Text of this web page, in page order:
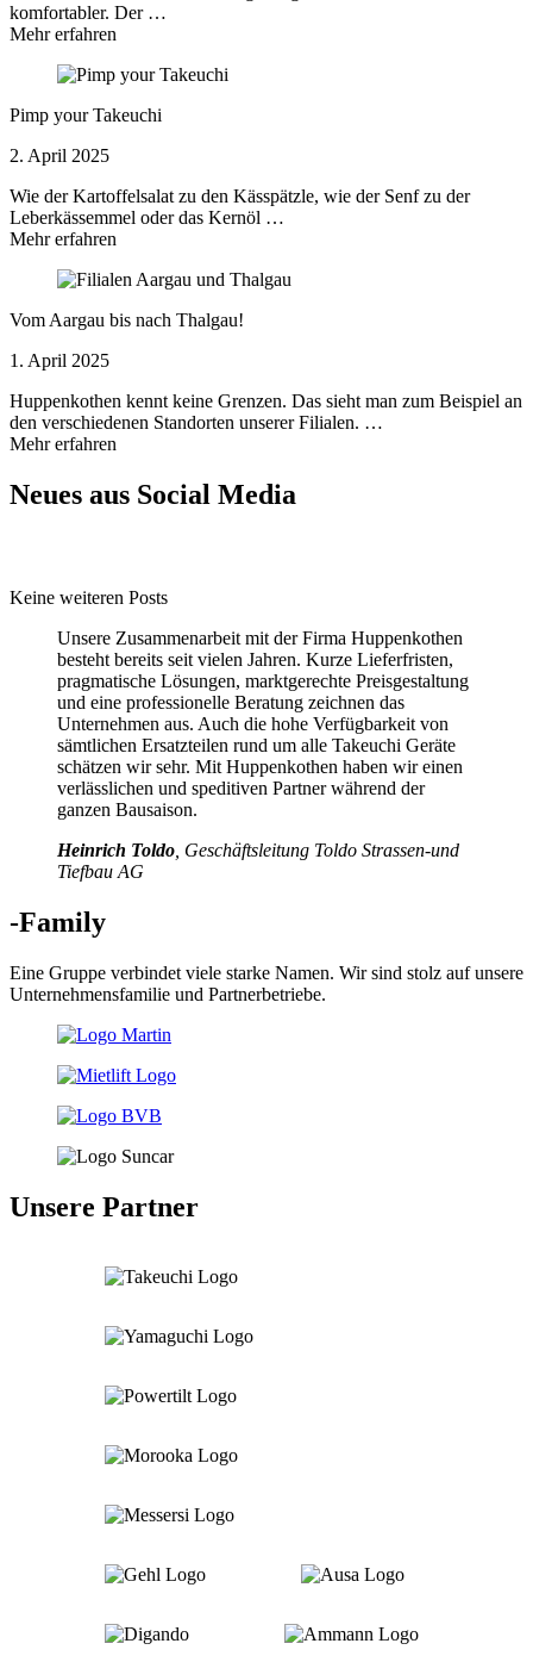
komfortabler. Der …
Mehr erfahren
Pimp your Takeuchi
2. April 2025
Wie der Kartoffelsalat zu den Kässpätzle, wie der Senf zu der
Leberkässemmel oder das Kernöl …
Mehr erfahren
Vom Aargau bis nach Thalgau!
1. April 2025
Huppenkothen kennt keine Grenzen. Das sieht man zum Beispiel an
den verschiedenen Standorten unserer Filialen. …
Mehr erfahren
Neues aus Social Media
Keine weiteren Posts
Unsere Zusammenarbeit mit der Firma Huppenkothen
besteht bereits seit vielen Jahren. Kurze Lieferfristen,
pragmatische Lösungen, marktgerechte Preisgestaltung
und eine professionelle Beratung zeichnen das
Unternehmen aus. Auch die hohe Verfügbarkeit von
sämtlichen Ersatzteilen rund um alle Takeuchi Geräte
schätzen wir sehr. Mit Huppenkothen haben wir einen
verlässlichen und speditiven Partner während der
ganzen Bausaison.
Heinrich Toldo , Geschäftsleitung Toldo Strassen-und
Tiefbau AG
-Family
Eine Gruppe verbindet viele starke Namen. Wir sind stolz auf unsere
Unternehmensfamilie und Partnerbetriebe.
Unsere Partner